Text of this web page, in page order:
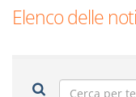
Elenco delle